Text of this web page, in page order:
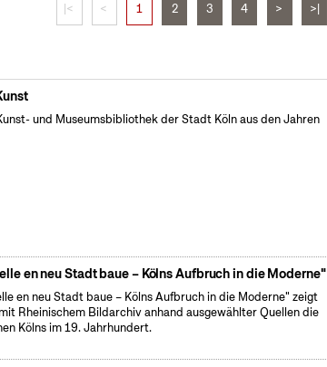
|< < 1 2 3 4 > >|
und Museumsbibliothek der Stadt Köln aus den Jahren
en neu Stadt baue – Kölns Aufbruch in die Moderne"
en neu Stadt baue – Kölns Aufbruch in die Moderne" zeigt
Rheinischem Bildarchiv anhand ausgewählter Quellen die
Kölns im 19. Jahrhundert.